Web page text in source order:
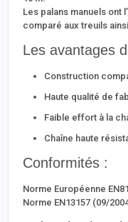
Les palans manuels ont
comparé aux treuils
Les avantages
Construction
Haute qualité de
Faible effort à la
Chaîne haute
Conformités :
Norme Européenne
Norme EN13157 (09/